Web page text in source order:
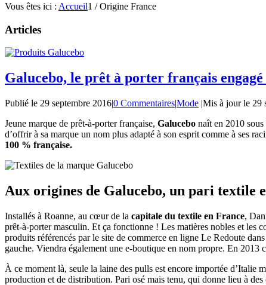
Vous êtes ici : Accueil1 / Origine France
Articles
Galucebo, le prêt à porter français engagé
Publié le 29 septembre 2016|0 Commentaires|Mode |Mis à jour le 29
Jeune marque de prêt-à-porter française, Galucebo naît en 2010
d’offrir à sa marque un nom plus adapté à son esprit comme à ses
100 % française.
Aux origines de Galucebo, un pari textile
Installés à Roanne, au cœur de la capitale du textile en France,
prêt-à-porter masculin. Et ça fonctionne ! Les matières nobles et les
produits référencés par le site de commerce en ligne Le Redoute
gauche. Viendra également une e-boutique en nom propre. En 2013
À ce moment là, seule la laine des pulls est encore importée d’Italie
production et de distribution. Pari osé mais tenu, qui donne lieu à